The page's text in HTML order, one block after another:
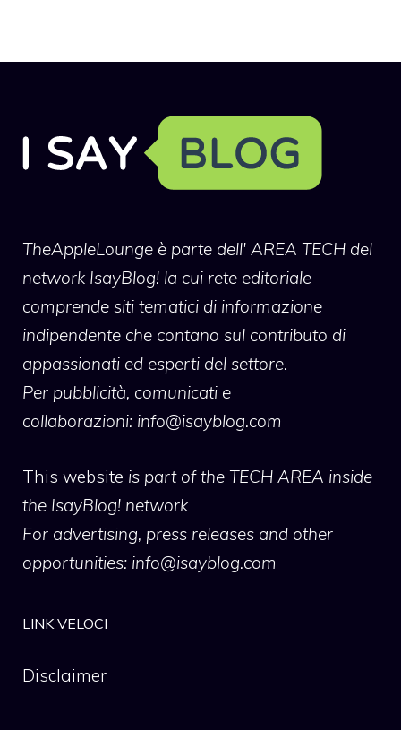
TheAppleLounge è parte dell' AREA TECH del
network IsayBlog! la cui rete editoriale
comprende siti tematici di informazione
indipendente che contano sul contributo di
appassionati ed esperti del settore.
Per pubblicità, comunicati e
collaborazioni: info@isayblog.com
This website is part of the TECH AREA inside
the IsayBlog! network
For advertising, press releases and other
opportunities: info@isayblog.com
LINK VELOCI
Disclaimer